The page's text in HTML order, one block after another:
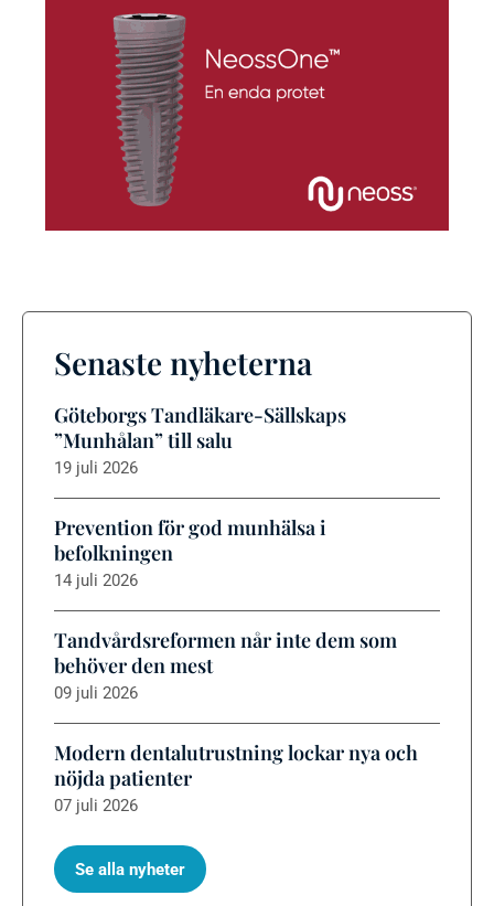
Senaste nyheterna
Göteborgs Tandläkare-Sällskaps
”Munhålan” till salu
19 juli 2026
Prevention för god munhälsa i
befolkningen
14 juli 2026
Tandvårdsreformen når inte dem som
behöver den mest
09 juli 2026
Modern dentalutrustning lockar nya och
nöjda patienter
07 juli 2026
Se alla nyheter